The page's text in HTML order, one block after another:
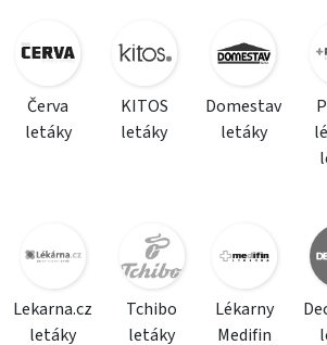
Červa
letáky
KITOS
letáky
Domestav
letáky
Lekarna.cz
letáky
Tchibo
letáky
Lékarny
Medifin